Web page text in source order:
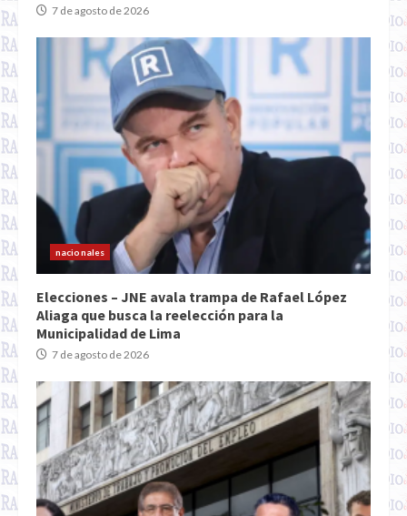
7 de agosto de 2026
nacionales
Elecciones – JNE avala trampa de Rafael López
Aliaga que busca la reelección para la
Municipalidad de Lima
7 de agosto de 2026